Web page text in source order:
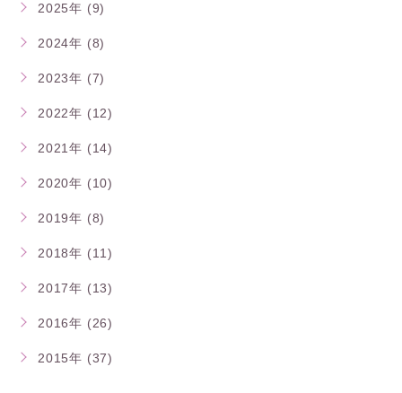
2025年 (9)
2024年 (8)
2023年 (7)
2022年 (12)
2021年 (14)
2020年 (10)
2019年 (8)
2018年 (11)
2017年 (13)
2016年 (26)
2015年 (37)